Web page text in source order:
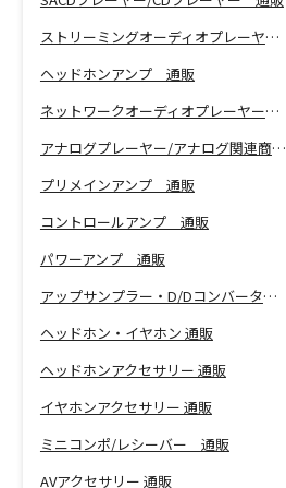
ストリーミングオーディオプレーヤー 通販
ヘッドホンアンプ 通販
ネットワークオーディオプレーヤー 通販
アナログプレーヤー/アナログ関連商品 通販
プリメインアンプ 通販
コントロールアンプ 通販
パワーアンプ 通販
アップサンプラー・D/Dコンバーター 通販
ヘッドホン・イヤホン 通販
ヘッドホンアクセサリー 通販
イヤホンアクセサリー 通販
ミニコンポ/レシーバー 通販
AVアクセサリー 通販